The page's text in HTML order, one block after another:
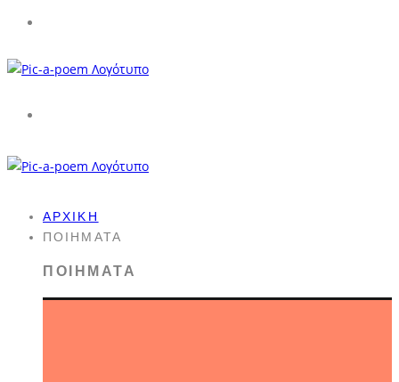
ΑΡΧΙΚΉ
ΠΟΙΉΜΑΤΑ
ΠΟΙΉΜΑΤΑ